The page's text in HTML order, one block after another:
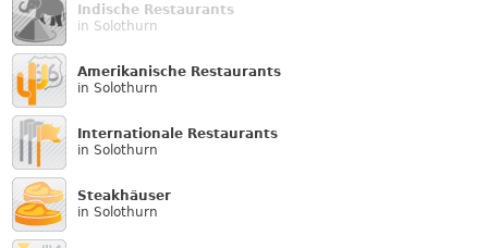
Indische Restaurants
in Solothurn
Amerikanische Restaurants
in Solothurn
Internationale Restaurants
in Solothurn
Steakhäuser
in Solothurn